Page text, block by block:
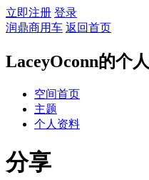
立即注册 登录
润鼎商用车 返回首页
LaceyOconn的个
空间首页
主题
个人资料
分享